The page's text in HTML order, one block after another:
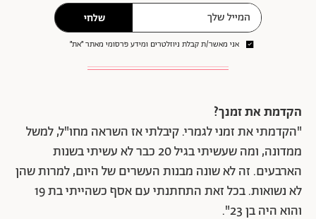
שלחי
אני מאשר/ת קבלת ניוזלטרים ומידע פרסומי מאתר ״את״
הקדמת את זמנך?
"הקדמתי את זמני לגמרי. קיבלתי אז השראה מחו"ל, למשל
ממדונה, ומה שעשיתי בגיל 20 כבר לא עשיתי בשנות
הארבעים. זה לא שונה מבנות העשרים של היום, למרות שהן
לא נשואות. בכל זאת התחתנתי עם אסף כשהייתי בת 19
והוא היה בן 23".